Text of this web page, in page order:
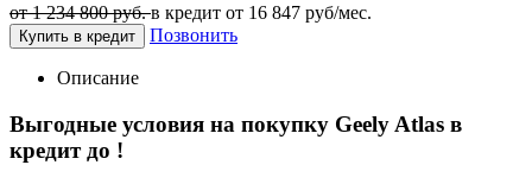
от 1 234 800 руб.в кредит от 16 847 руб/мес.
Купить в кредит Позвонить
Описание
Выгодные условия на покупку Geely Atlas в
кредит до !